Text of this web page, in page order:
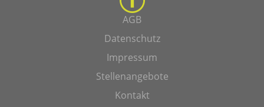
AGB
Datenschutz
Impressum
Stellenangebote
Kontakt